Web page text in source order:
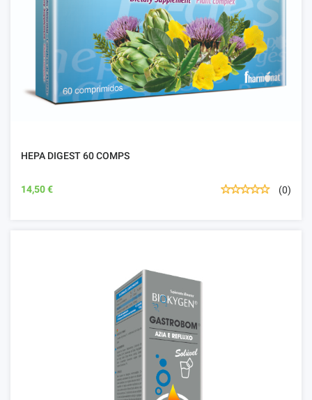
HEPA DIGEST 60 COMPS
14,50 € (0)